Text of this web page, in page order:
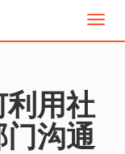
切
用社
沟通